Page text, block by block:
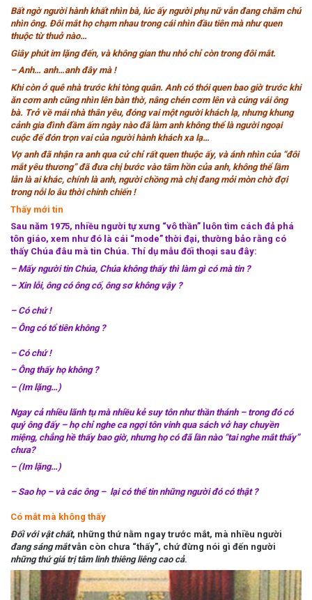
Bất ngờ người hành khất nhìn bà, lúc ấy người phụ nữ vẫn đang chăm chú
nhìn ông. Đôi mắt họ chạm nhau trong cái nhìn đầu tiên mà như quen
thuộc từ thuở nào…
Giây phút im lặng đến, và không gian thu nhỏ chỉ còn trong đôi mắt.
– Anh… anh…anh đây mà !
Khi còn ở quê nhà trước khi tòng quân. Anh có thói quen bao giờ trước khi
ăn cơm anh cũng nhìn lên bàn thờ, nâng chén cơm lên và cúng vái ông
bà. Trở về mái nhà thân yêu, đóng vai một người khách lạ, nhưng khung
cảnh gia đình đầm ấm ngày nào đã làm anh không thể là người ngoại
cuộc để đón trọn vai của người hành khách xa lạ…
Vợ anh đã nhận ra anh qua cử chỉ rất quen thuộc ấy, và ánh nhìn của “đôi
mắt yêu thương” đã đưa chị bước vào tâm hồn của anh, không thể lầm
lẫn là ai khác, chính là anh, người chồng mà chị đang mỏi mòn chờ đợi
trong nỗi lo âu thời chinh chiến !
Thấy mới tin
Sau năm 1975, nhiều người tự xưng “vô thần” luôn tìm cách đả phá
tôn giáo, xem như đó là cái “mode” thời đại, thường bảo rằng có
thấy Chúa đâu mà tin Chúa. Thí dụ mẫu đối thoại sau đây:
– Mấy người tin Chúa, Chúa không thấy thì làm gì có mà tin ?
– Xin lỗi, ông có ông cố, ông sơ không vậy ?
– Có chứ !
– Ông có tổ tiên không ?
– Có chứ !
– Ông thấy họ không ?
– (Im lặng…)
Ngay cả nhiều lãnh tụ mà nhiều kẻ suy tôn như thần thánh – trong đó có
quý ông đấy – họ chỉ nghe ca ngợi tôn vinh qua sách vở hay chuyền
miệng, chẳng hề thấy bao giờ, nhưng họ có đã lần nào “tai nghe mắt thấy”
chưa?
– (Im lặng…)
– Sao họ – và các ông – lại có thể tin những người đó có thật ?
Có mắt mà không thấy
Đối với vật chất, những thứ nằm ngay trước mắt, mà nhiều người
đang sáng mắtvẫn còn chưa “thấy”, chứ đừng nói gì đến người
những thứ giá trị tâm linh thiêng liêng cao cả.